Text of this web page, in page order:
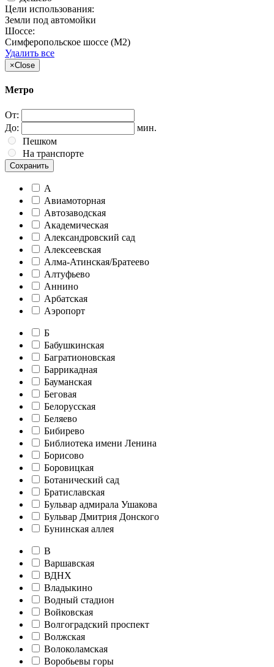
Цели использования:
Земли под автомойки
Шоссе:
Симферопольское шоссе (М2)
Удалить все
×Close
Метро
От:
До:
мин.
Пешком
На транспорте
Сохранить
А
Авиамоторная
Автозаводская
Академическая
Александровский сад
Алексеевская
Алма-Атинская/Братеево
Алтуфьево
Аннино
Арбатская
Аэропорт
Б
Бабушкинская
Багратионовская
Баррикадная
Бауманская
Беговая
Белорусская
Беляево
Бибирево
Библиотека имени Ленина
Борисово
Боровицкая
Ботанический сад
Братиславская
Бульвар адмирала Ушакова
Бульвар Дмитрия Донского
Бунинская аллея
В
Варшавская
ВДНХ
Владыкино
Водный стадион
Войковская
Волгоградский проспект
Волжская
Волоколамская
Воробьевы горы